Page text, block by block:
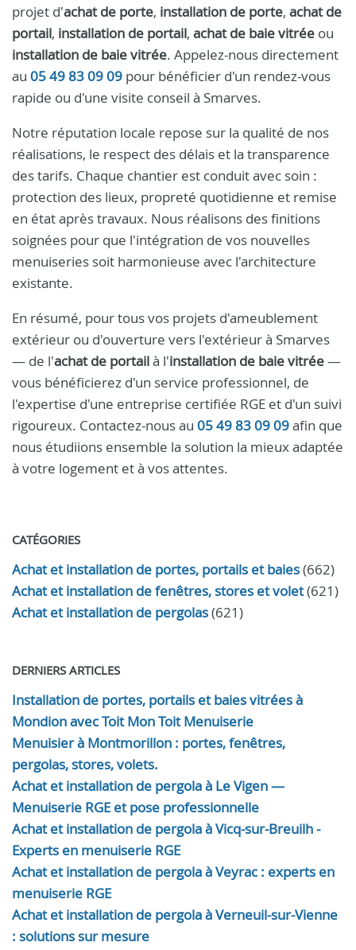
projet d'achat de porte, installation de porte, achat de
portail, installation de portail, achat de baie vitrée ou
installation de baie vitrée. Appelez-nous directement
au 05 49 83 09 09 pour bénéficier d'un rendez-vous
rapide ou d'une visite conseil à Smarves.
Notre réputation locale repose sur la qualité de nos
réalisations, le respect des délais et la transparence
des tarifs. Chaque chantier est conduit avec soin :
protection des lieux, propreté quotidienne et remise
en état après travaux. Nous réalisons des finitions
soignées pour que l'intégration de vos nouvelles
menuiseries soit harmonieuse avec l'architecture
existante.
En résumé, pour tous vos projets d'ameublement
extérieur ou d'ouverture vers l'extérieur à Smarves
— de l'achat de portailà l'installation de baie vitrée—
vous bénéficierez d'un service professionnel, de
l'expertise d'une entreprise certifiée RGE et d'un suivi
rigoureux. Contactez-nous au 05 49 83 09 09afin que
nous étudiions ensemble la solution la mieux adaptée
à votre logement et à vos attentes.
CATÉGORIES
Achat et installation de portes, portails et baies(662)
Achat et installation de fenêtres, stores et volet(621)
Achat et installation de pergolas(621)
DERNIERS ARTICLES
Installation de portes, portails et baies vitrées à
Mondion avec Toit Mon Toit Menuiserie
Menuisier à Montmorillon : portes, fenêtres,
pergolas, stores, volets.
Achat et installation de pergola à Le Vigen —
Menuiserie RGE et pose professionnelle
Achat et installation de pergola à Vicq-sur-Breuilh -
Experts en menuiserie RGE
Achat et installation de pergola à Veyrac : experts en
menuiserie RGE
Achat et installation de pergola à Verneuil-sur-Vienne
: solutions sur mesure